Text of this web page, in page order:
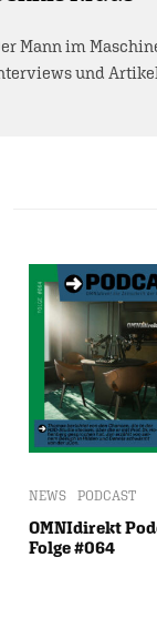
Mann im
und
NEWS PODCAST
OMNIdirekt
Folge #064